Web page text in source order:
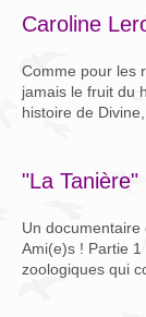
Caroline
Comme pour les
jamais le fruit du
histoire de
"La
Un
Ami(e)s ! Partie
zoologiques qui